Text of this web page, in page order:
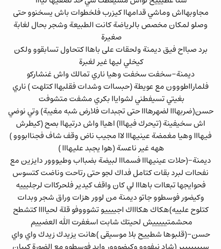
مجاوبهااش وماشي قدامهاا كيزرب فلخطوات باش يسخنوو حتى
وصلو لمكان مخصص بالرياضة كانت الطبيعة وشجر بحال لغابة
صغيرة
برد صبااح فيق ديمنة ولحقات على باهاا كتحاول تسابقوو ولكن
كيخلي ليها غير لغبرة
ديمنة-سخفت سخفت وهيا ناري تمالك واش غنشاركو
فلمارااطووون مع عويطة (حبساات وشدات فقلبهاا كتلهت ) ناري
بغيتي تسيفطني لشواياا بكري مشفت متشوفت
حسن(ضربهااا لضهرهااا حتى تجبدات فلارض شبه مغيبة) وتي نوضي
اش سخيفينة (تيحرك فيهااا) اهياا واش درتيهاا بصح (كيطرش
فيهااا وهيا مغمضة عينيهااا لاا مجيب ناض وقف شاف فجناابووو )
ههه غير ناعسة (هوا يجبد عليهااا )
ديمنة-(حلات عينيهااا فسمااا لبيضة بضبااب وطيووور دايزين مع
نفحاات لبرد بقات كتامل فداك لجو حتى رتاحت وناضت كتسوس
فحوايجها تبعاات باهااا لي كان واقف كيدير فلحركاات لرجليييه
وكيضور فوسطوو جاتو ديمنة من لوور هزات وراق شجر وبدات
كتلوح علييه)هكاك هكاااك اجييييو تشوووفو قلة لحياااا كتشطح
محشمتيييييش لحيتك شابت اسغفرت الله العضييم
حسن-(قلبوها شطييح بلا موسيقى )هانت يزيدك زيدك واي واي